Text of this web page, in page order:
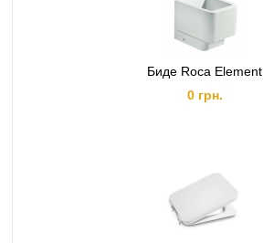
Биде Roca Element
0 грн.